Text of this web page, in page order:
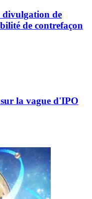
divulgation de
de contrefaçon
la vague d'IPO